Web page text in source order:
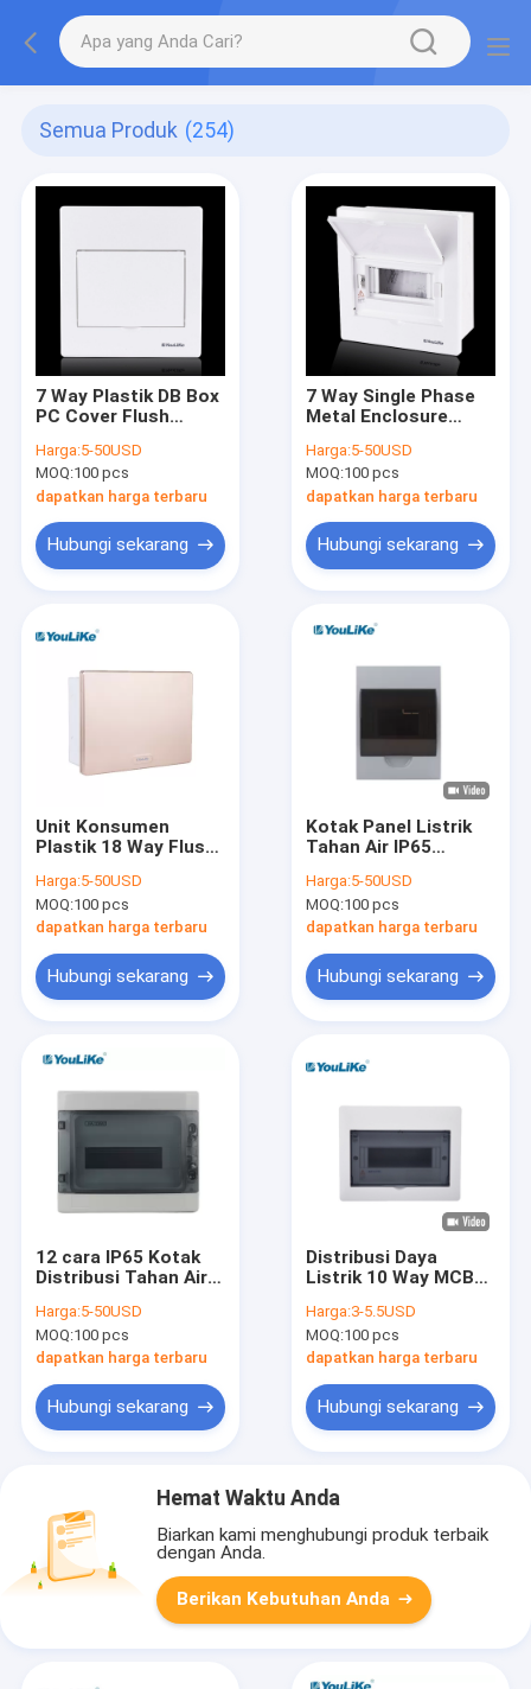
Semua Produk (254)
7 Way Plastik DB Box
PC Cover Flush
Distribusi Listrik
Harga:5-50USD
MOQ:100 pcs
dapatkan harga terbaru
Hubungi sekarang
7 Way Single Phase
Metal Enclosure
Daya Sirkuit Listrik
Untuk Indoor
Harga:5-50USD
MOQ:100 pcs
dapatkan harga terbaru
Hubungi sekarang
Unit Konsumen
Plastik 18 Way Flush
Papan Distribusi
Tenaga Listrik Dalam
Ruangan
Harga:5-50USD
MOQ:100 pcs
dapatkan harga terbaru
Hubungi sekarang
Kotak Panel Listrik
Tahan Air IP65
Distribusi Listrik Luar
Ruangan
Harga:5-50USD
MOQ:100 pcs
dapatkan harga terbaru
Hubungi sekarang
12 cara IP65 Kotak
Distribusi Tahan Air
Bahan MCB BOX ABS
PC
Harga:5-50USD
MOQ:100 pcs
dapatkan harga terbaru
Hubungi sekarang
Distribusi Daya
Listrik 10 Way MCB
Flush Mounted
Harga:3-5.5USD
MOQ:100 pcs
dapatkan harga terbaru
Hubungi sekarang
Hemat Waktu Anda
Biarkan kami menghubungi produk terbaik
dengan Anda.
Berikan Kebutuhan Anda